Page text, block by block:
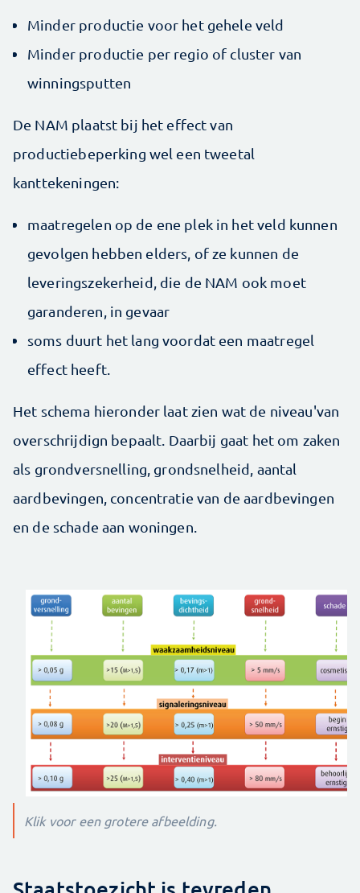
Minder productie voor het gehele veld
Minder productie per regio of cluster van
winningsputten
De NAM plaatst bij het effect van
productiebeperking wel een tweetal
kanttekeningen:
maatregelen op de ene plek in het veld kunnen
gevolgen hebben elders, of ze kunnen de
leveringszekerheid, die de NAM ook moet
garanderen, in gevaar
soms duurt het lang voordat een maatregel
effect heeft.
Het schema hieronder laat zien wat de niveau'van
overschrijdign bepaalt. Daarbij gaat het om zaken
als grondversnelling, grondsnelheid, aantal
aardbevingen, concentratie van de aardbevingen
en de schade aan woningen.
Klik voor een grotere afbeelding.